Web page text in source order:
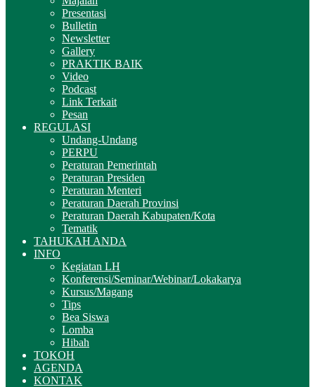
Presentasi
Bulletin
Newsletter
Gallery
PRAKTIK BAIK
Video
Podcast
Link Terkait
Pesan
REGULASI
Undang-Undang
PERPU
Peraturan Pemerintah
Peraturan Presiden
Peraturan Menteri
Peraturan Daerah Provinsi
Peraturan Daerah Kabupaten/Kota
Tematik
TAHUKAH ANDA
INFO
Kegiatan LH
Konferensi/Seminar/Webinar/Lokakarya
Kursus/Magang
Tips
Bea Siswa
Lomba
Hibah
TOKOH
AGENDA
KONTAK